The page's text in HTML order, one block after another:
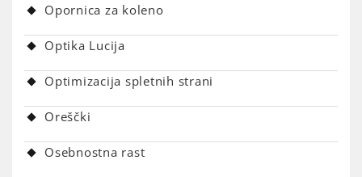
Opornica za koleno
Optika Lucija
Optimizacija spletnih strani
Oreščki
Osebnostna rast